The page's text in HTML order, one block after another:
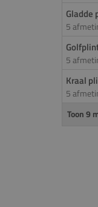
Gladde
5
5
Kraal
5
Toon 9